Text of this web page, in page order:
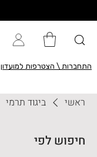
התחברות \ הצטרפות למועדון
ראשי ביגוד תרמי
חיפוש לפי